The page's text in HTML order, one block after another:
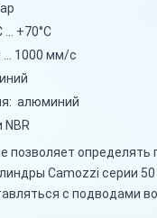
… +70°C
… 1000 мм/с
алюминий
позволяет
Camozzi серии
с подводами